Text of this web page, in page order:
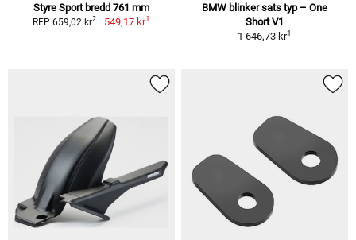
Styre Sport bredd 761 mm
RFP 659,02 kr2 549,17 kr1
BMW blinker sats typ – One
Short V1
1 646,73 kr1